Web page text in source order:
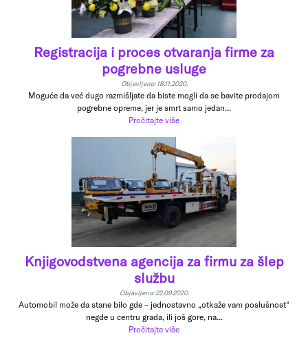
Registracija i proces otvaranja firme za
pogrebne usluge
Objavljeno: 18.11.2020.
Moguće da već dugo razmišljate da biste mogli da se bavite prodajom
pogrebne opreme, jer je smrt samo jedan...
Pročitajte više
Knjigovodstvena agencija za firmu za šlep
službu
Objavljeno: 22.09.2020.
Automobil može da stane bilo gde – jednostavno „otkaže vam poslušnost“
negde u centru grada, ili još gore, na...
Pročitajte više